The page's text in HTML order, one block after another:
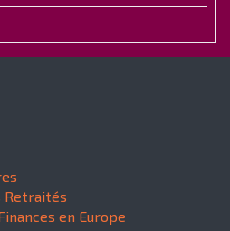
Retraités
en Europe